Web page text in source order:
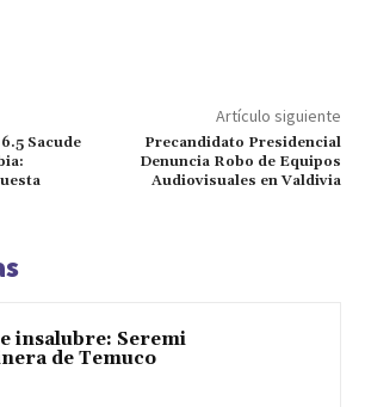
Sacude
Artículo siguiente
Precandidato Presidencial
Denuncia Robo de Equipos
Audiovisuales en Valdivia
insalubre: Seremi
de Temuco